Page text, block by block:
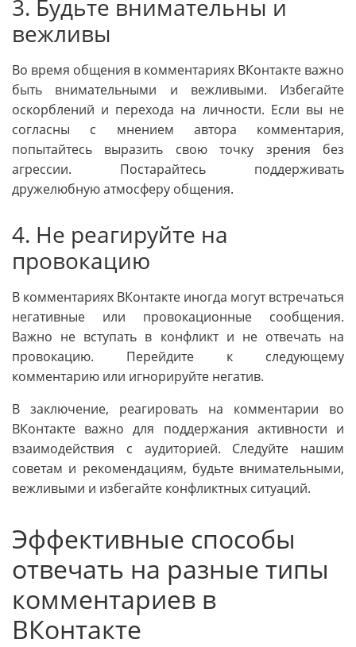
3. Будьте внимательны и
вежливы
Во время общения в комментариях ВКонтакте важно
быть внимательными и вежливыми. Избегайте
оскорблений и перехода на личности. Если вы не
согласны с мнением автора комментария,
попытайтесь выразить свою точку зрения без
агрессии. Постарайтесь поддерживать
дружелюбную атмосферу общения.
4. Не реагируйте на
провокацию
В комментариях ВКонтакте иногда могут встречаться
негативные или провокационные сообщения.
Важно не вступать в конфликт и не отвечать на
провокацию. Перейдите к следующему
комментарию или игнорируйте негатив.
В заключение, реагировать на комментарии во
ВКонтакте важно для поддержания активности и
взаимодействия с аудиторией. Следуйте нашим
советам и рекомендациям, будьте внимательными,
вежливыми и избегайте конфликтных ситуаций.
Эффективные способы
отвечать на разные типы
комментариев в
ВКонтакте